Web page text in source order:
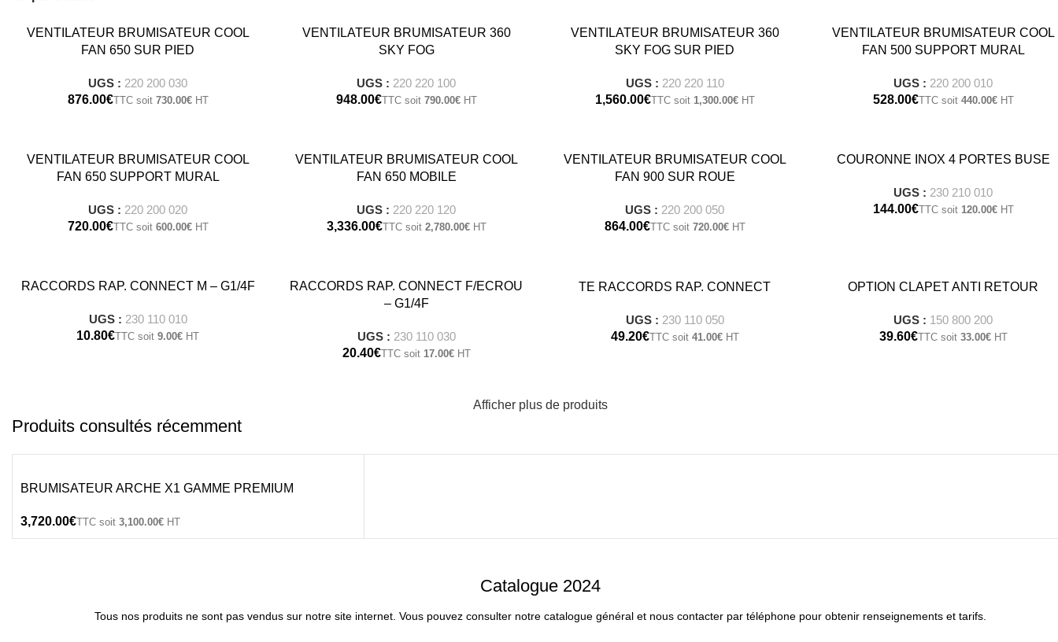
€ 3,636.00€
VENTILATEUR BRUMISATEUR COOL
FAN 650 SUR PIED
UGS : 220 200 030
€
730.00€
VENTILATEUR BRUMISATEUR 360
SKY FOG
UGS : 220 220 100
€
790.00€
VENTILATEUR BRUMISATEUR 360
SKY FOG SUR PIED
UGS : 220 220 110
€
1,300.00€
VENTILATEUR BRUMISATEUR COOL
FAN 500 SUPPORT MURAL
UGS : 220 200 010
€
440.00€
VENTILATEUR BRUMISATEUR COOL
FAN 650 SUPPORT MURAL
UGS : 220 200 020
€
600.00€
VENTILATEUR BRUMISATEUR COOL
FAN 650 MOBILE
UGS : 220 220 120
€
2,780.00€
VENTILATEUR BRUMISATEUR COOL
FAN 900 SUR ROUE
UGS : 220 200 050
€
720.00€
COURONNE INOX 4 PORTES BUSE
UGS : 230 210 010
€
120.00€
RACCORDS RAP. CONNECT M – G1/4F
UGS : 230 110 010
€
9.00€
RACCORDS RAP. CONNECT F/ECROU
– G1/4F
UGS : 230 110 030
€
17.00€
TE RACCORDS RAP. CONNECT
UGS : 230 110 050
€
41.00€
OPTION CLAPET ANTI RETOUR
UGS : 150 800 200
€
33.00€
Afficher plus de produits
Produits consultés récemment
BRUMISATEUR ARCHE X1 GAMME PREMIUM
€ 3,100.00€
Catalogue 2024
Tous nos produits ne sont pas vendus sur notre site internet. Vous pouvez consulter notre catalogue général et nous contacter par téléphone pour obtenir renseignements et tarifs.